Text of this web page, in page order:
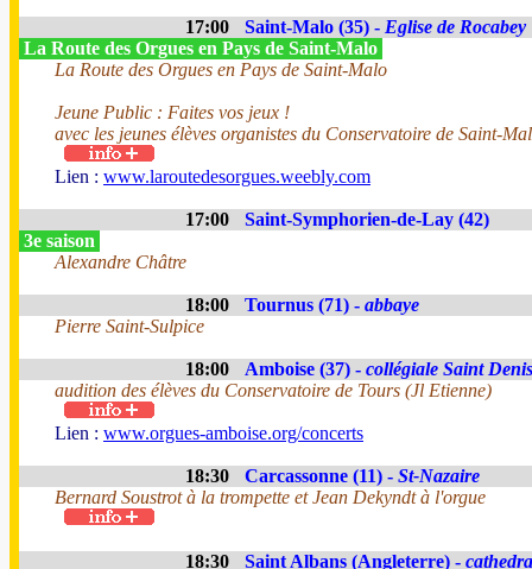
17:00 Saint-Malo (35) - Eglise de Rocabey
La Route des Orgues en Pays de Saint-Malo
La Route des Orgues en Pays de Saint-Malo
Jeune Public : Faites vos jeux !
avec les jeunes élèves organistes du Conservatoire de Saint-
Lien : www.laroutedesorgues.weebly.com
17:00
Saint-Symphorien-de-Lay (42)
3e saison
Alexandre Châtre
18:00 Tournus (71) - abbaye
Pierre Saint-Sulpice
18:00 Amboise (37) - collégiale Saint Denis
audition des élèves du Conservatoire de Tours (Jl Etienne)
Lien : www.orgues-amboise.org/concerts
18:30 Carcassonne (11) - St-Nazaire
Bernard Soustrot à la trompette et Jean Dekyndt à l'orgue
18:30 Saint Albans (Angleterre) -